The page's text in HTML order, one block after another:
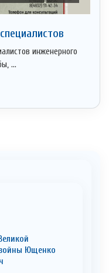
инженерного
...
Ющенко